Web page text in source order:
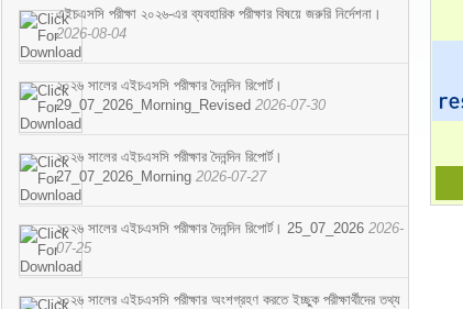
এইচএসসি পরীক্ষা ২০২৬-এর ব্যবহারিক পরীক্ষার বিষয়ে জরুরি নির্দেশনা।
2026-08-04
২০২৬ সালের এইচএসসি পরীক্ষার দৈনন্দিন রিপোর্ট।
29_07_2026_Morning_Revised 2026-07-30
২০২৬ সালের এইচএসসি পরীক্ষার দৈনন্দিন রিপোর্ট।
27_07_2026_Morning 2026-07-27
২০২৬ সালের এইচএসসি পরীক্ষার দৈনন্দিন রিপোর্ট। 25_07_2026 2026-
07-25
২০২৬ সালের এইচএসসি পরীক্ষার অংশগ্রহণ করতে ইচ্ছুক পরীক্ষার্থীদের তথ্য